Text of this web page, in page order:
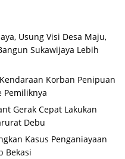
Usung Visi Desa Maju,
Sukawijaya Lebih
Korban Penipuan
Pemiliknya
Gerak Cepat Lakukan
Debu
Kasus Penganiayaan
Bekasi